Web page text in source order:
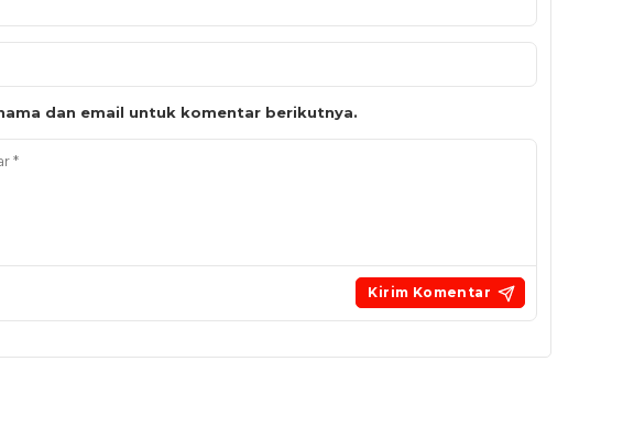
dan email untuk komentar berikutnya.